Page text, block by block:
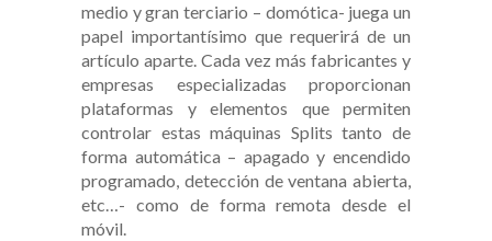
medio y gran terciario – domótica- juega un
papel importantísimo que requerirá de un
artículo aparte. Cada vez más fabricantes y
empresas especializadas proporcionan
plataformas y elementos que permiten
controlar estas máquinas Splits tanto de
forma automática – apagado y encendido
programado, detección de ventana abierta,
etc…- como de forma remota desde el
móvil.